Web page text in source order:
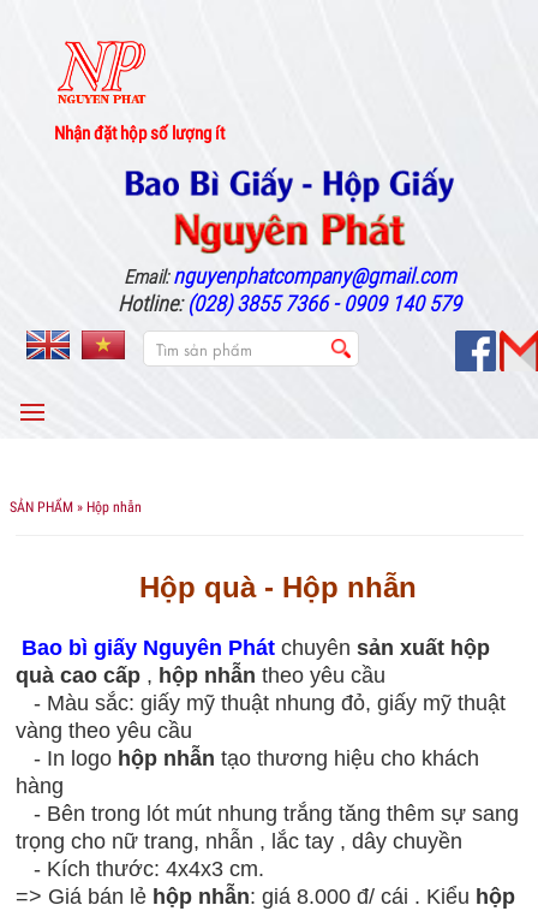
Nhận đặt hộp số lượng ít
Email:nguyenphatcompany@gmail.com
Hotline:(028) 3855 7366 - 0909 140 579
MENU
SẢN PHẨM » Hộp nhẫn
Hộp quà - Hộp nhẫn
Bao bì giấy Nguyên Phátchuyên sản xuất hộp
quà cao cấp, hộp nhẫn theo yêu cầu
- Màu sắc: giấy mỹ thuật nhung đỏ, giấy mỹ thuật
vàng theo yêu cầu
- In logo hộp nhẫn tạo thương hiệu cho khách
hàng
- Bên trong lót mút nhung trắng tăng thêm sự sang
trọng cho nữ trang, nhẫn , lắc tay , dây chuyền
- Kích thước: 4x4x3 cm.
=> Giá bán lẻ hộp nhẫn: giá 8.000 đ/ cái . Kiểu hộp